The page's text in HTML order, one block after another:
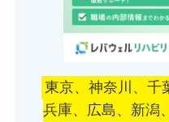
東京、神奈川、千
兵庫、広島、新潟